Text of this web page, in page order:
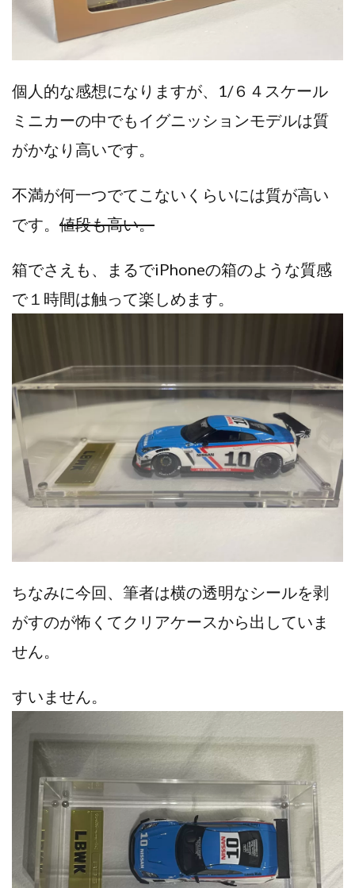
個人的な感想になりますが、1/６４スケール
ミニカーの中でもイグニッションモデルは質
がかなり高いです。
不満が何一つでてこないくらいには質が高い
です。 値段も高い。
箱でさえも、まるでiPhoneの箱のような質感
で１時間は触って楽しめます。
ちなみに今回、筆者は横の透明なシールを剥
がすのが怖くてクリアケースから出していま
せん。
すいません。